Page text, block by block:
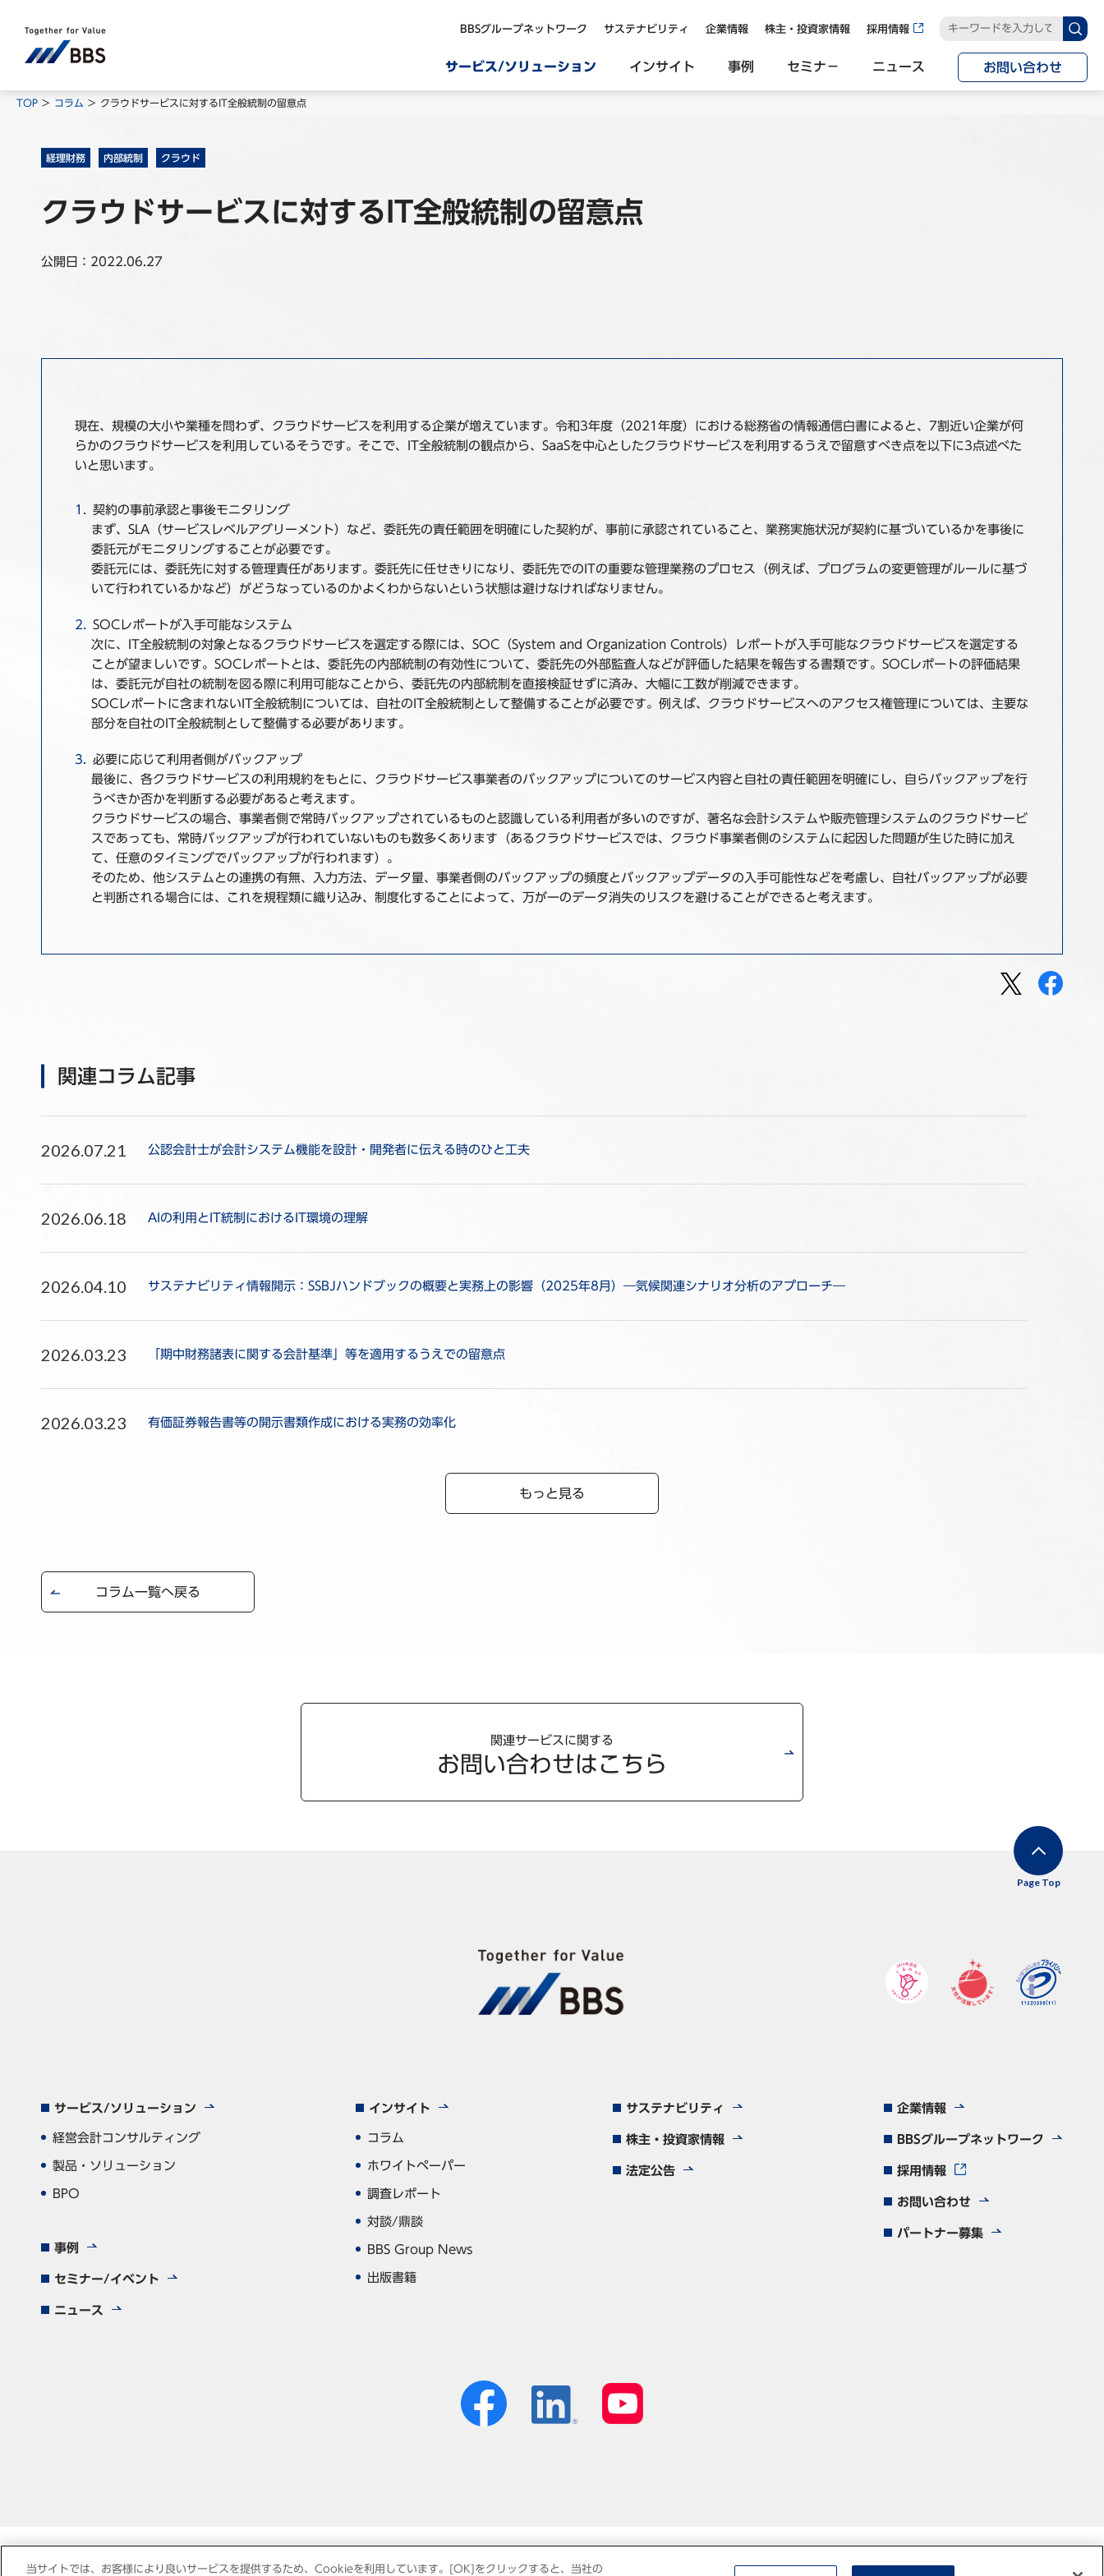
BBSグループネットワーク サステナビリティ 企業情報 株主・投資家情報 採用情報
サービス/ソリューション インサイト 事例 セミナ− ニュース お問い合わせ
TOP コラム クラウドサービスに対するIT全般統制の留意点
経理財務 内部統制 クラウド
クラウドサービスに対するIT全般統制の留意点
公開日：2022.06.27
現在、規模の大小や業種を問わず、クラウドサービスを利用する企業が増えています。令和3年度（2021年度）における総務省の情報通信白書によると、7割近い企業が何
らかのクラウドサービスを利用しているそうです。そこで、IT全般統制の観点から、SaaSを中心としたクラウドサービスを利用するうえで留意すべき点を以下に3点述べた
いと思います。
契約の事前承認と事後モニタリング
まず、SLA（サービスレベルアグリーメント）など、委託先の責任範囲を明確にした契約が、事前に承認されていること、業務実施状況が契約に基づいているかを事後に
委託元がモニタリングすることが必要です。
委託元には、委託先に対する管理責任があります。委託先に任せきりになり、委託先でのITの重要な管理業務のプロセス（例えば、プログラムの変更管理がルールに基づ
いて行われているかなど）がどうなっているのかよくわからないという状態は避けなければなりません。
SOCレポートが入手可能なシステム
次に、IT全般統制の対象となるクラウドサービスを選定する際には、SOC（System and Organization Controls）レポートが入手可能なクラウドサービスを選定する
ことが望ましいです。SOCレポートとは、委託先の内部統制の有効性について、委託先の外部監査人などが評価した結果を報告する書類です。SOCレポートの評価結果
は、委託元が自社の統制を図る際に利用可能なことから、委託先の内部統制を直接検証せずに済み、大幅に工数が削減できます。
SOCレポートに含まれないIT全般統制については、自社のIT全般統制として整備することが必要です。例えば、クラウドサービスへのアクセス権管理については、主要な
部分を自社のIT全般統制として整備する必要があります。
必要に応じて利用者側がバックアップ
最後に、各クラウドサービスの利用規約をもとに、クラウドサービス事業者のバックアップについてのサービス内容と自社の責任範囲を明確にし、自らバックアップを行
うべきか否かを判断する必要があると考えます。
クラウドサービスの場合、事業者側で常時バックアップされているものと認識している利用者が多いのですが、著名な会計システムや販売管理システムのクラウドサービ
スであっても、常時バックアップが行われていないものも数多くあります（あるクラウドサービスでは、クラウド事業者側のシステムに起因した問題が生じた時に加え
て、任意のタイミングでバックアップが行われます）。
そのため、他システムとの連携の有無、入力方法、データ量、事業者側のバックアップの頻度とバックアップデータの入手可能性などを考慮し、自社バックアップが必要
と判断される場合には、これを規程類に織り込み、制度化することによって、万が一のデータ消失のリスクを避けることができると考えます。
関連コラム記事
2026.07.21 公認会計士が会計システム機能を設計・開発者に伝える時のひと工夫
2026.06.18 AIの利用とIT統制におけるIT環境の理解
2026.04.10 サステナビリティ情報開示：SSBJハンドブックの概要と実務上の影響（2025年8月）―気候関連シナリオ分析のアプローチ―
2026.03.23 「期中財務諸表に関する会計基準」等を適用するうえでの留意点
2026.03.23 有価証券報告書等の開示書類作成における実務の効率化
もっと見る
コラム一覧へ戻る
関連サービスに関する
お問い合わせはこちら
サービス/ソリューション
経営会計コンサルティング
製品・ソリューション
BPO
事例
セミナー/イベント
ニュース
インサイト
コラム
ホワイトペーパー
調査レポート
対談/鼎談
BBS Group News
出版書籍
サステナビリティ
株主・投資家情報
法定公告
企業情報
BBSグループネットワーク
採用情報
お問い合わせ
パートナー募集
Page Top
当サイトでは、お客様により良いサービスを提供するため、Cookieを利用しています。[OK]をクリックすると、当社の